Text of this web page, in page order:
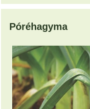
Póréhagyma